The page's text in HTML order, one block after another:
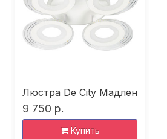
Люстра De City Мадлен
9 750 р.
Купить